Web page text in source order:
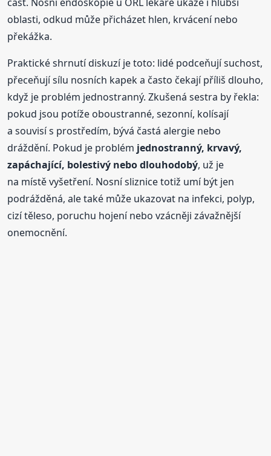
oblasti, odkud může přicházet hlen, krvácení nebo
překážka.
Praktické shrnutí diskuzí je toto: lidé podceňují suchost,
přeceňují sílu nosních kapek a často čekají příliš dlouho,
když je problém jednostranný. Zkušená sestra by řekla:
pokud jsou potíže oboustranné, sezonní, kolísají
a souvisí s prostředím, bývá častá alergie nebo
dráždění. Pokud je problém jednostranný, krvavý,
zapáchající, bolestivý nebo dlouhodobý, už je
na místě vyšetření. Nosní sliznice totiž umí být jen
podrážděná, ale také může ukazovat na infekci, polyp,
cizí těleso, poruchu hojení nebo vzácněji závažnější
onemocnění.